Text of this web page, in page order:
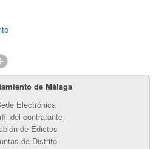
de Málaga
Electrónica
del contratante
de Edictos
de Distrito